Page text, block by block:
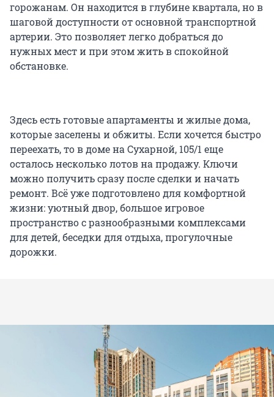
горожанам. Он находится в глубине квартала, но в
шаговой доступности от основной транспортной
артерии. Это позволяет легко добраться до
нужных мест и при этом жить в спокойной
обстановке.
Здесь есть готовые апартаменты и жилые дома,
которые заселены и обжиты. Если хочется быстро
переехать, то в доме на Сухарной, 105/1 еще
осталось несколько лотов на продажу. Ключи
можно получить сразу после сделки и начать
ремонт. Всё уже подготовлено для комфортной
жизни: уютный двор, большое игровое
пространство с разнообразными комплексами
для детей, беседки для отдыха, прогулочные
дорожки.